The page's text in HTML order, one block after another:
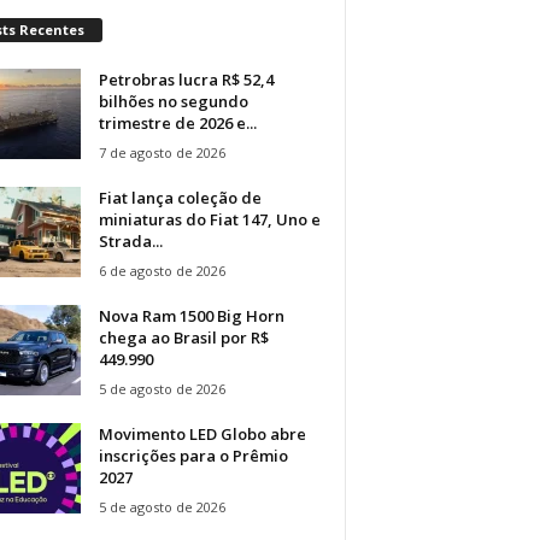
Recentes
Petrobras lucra R$ 52,4
bilhões no segundo
trimestre de 2026 e...
7 de agosto de 2026
Fiat lança coleção de
miniaturas do Fiat 147, Uno e
Strada...
6 de agosto de 2026
Nova Ram 1500 Big Horn
chega ao Brasil por R$
449.990
5 de agosto de 2026
Movimento LED Globo abre
inscrições para o Prêmio
2027
5 de agosto de 2026